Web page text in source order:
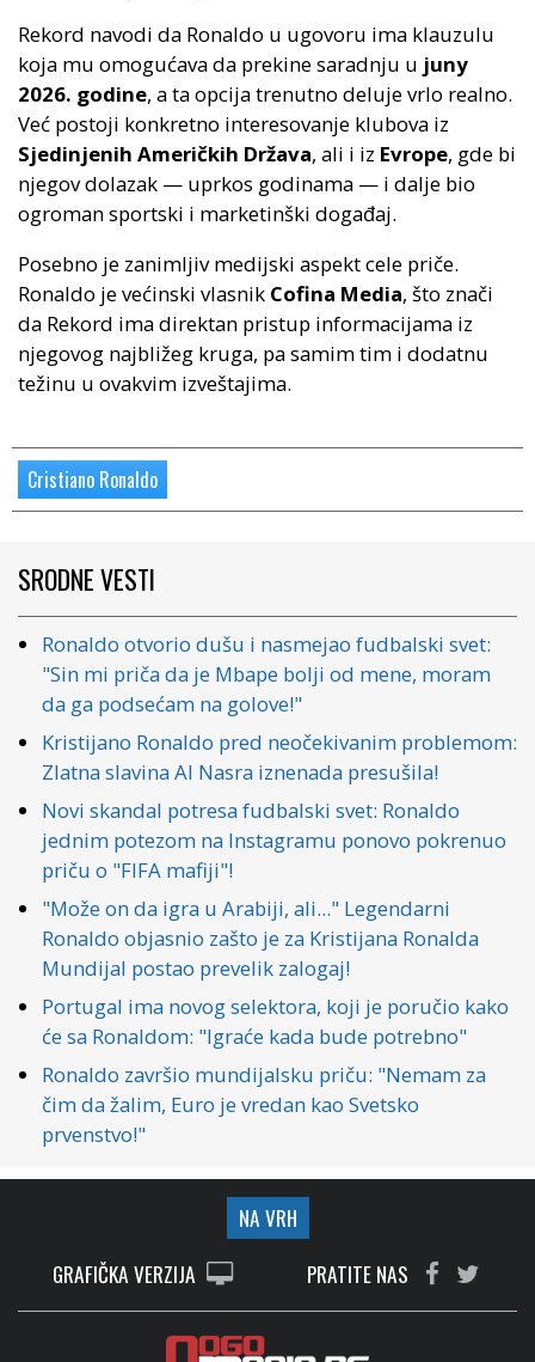
Rekord navodi da Ronaldo u ugovoru ima klauzulu
koja mu omogućava da prekine saradnju u junу
2026. godine, a ta opcija trenutno deluje vrlo realno.
Već postoji konkretno interesovanje klubova iz
Sjedinjenih Američkih Država, ali i iz Evrope, gde bi
njegov dolazak — uprkos godinama — i dalje bio
ogroman sportski i marketinški događaj.
Posebno je zanimljiv medijski aspekt cele priče.
Ronaldo je većinski vlasnik Cofina Media, što znači
da Rekord ima direktan pristup informacijama iz
njegovog najbližeg kruga, pa samim tim i dodatnu
težinu u ovakvim izveštajima.
Cristiano Ronaldo
SRODNE VESTI
Ronaldo otvorio dušu i nasmejao fudbalski svet:
"Sin mi priča da je Mbape bolji od mene, moram
da ga podsećam na golove!"
Kristijano Ronaldo pred neočekivanim problemom:
Zlatna slavina Al Nasra iznenada presušila!
Novi skandal potresa fudbalski svet: Ronaldo
jednim potezom na Instagramu ponovo pokrenuo
priču o "FIFA mafiji"!
"Može on da igra u Arabiji, ali..." Legendarni
Ronaldo objasnio zašto je za Kristijana Ronalda
Mundijal postao prevelik zalogaj!
Portugal ima novog selektora, koji je poručio kako
će sa Ronaldom: "Igraće kada bude potrebno"
Ronaldo završio mundijalsku priču: "Nemam za
čim da žalim, Euro je vredan kao Svetsko
prvenstvo!"
NA VRH
GRAFIČKA VERZIJA
PRATITE NAS